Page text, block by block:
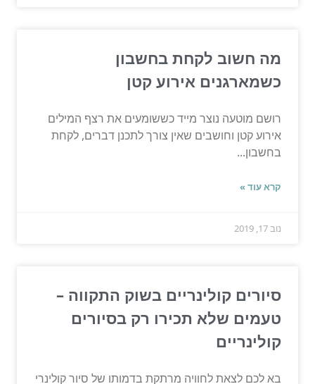
מה חשוב לקחת בחשבון
כשמארגנים אירוע קטן
רושם מוטעה נוצר מייד כששומעים את רצף המילים
אירוע קטן וחושבים שאין צורך לתכנן דברים, לקחת
בחשבון...
קרא עוד »
נוב 17, 2019
סיורים קולינריים בשוק התקווה –
טעמים שלא תכירו רק בסיורים
קולינריים
בא לכם לצאת לחוויה מרתקת בדמותו של סיור קולינרי